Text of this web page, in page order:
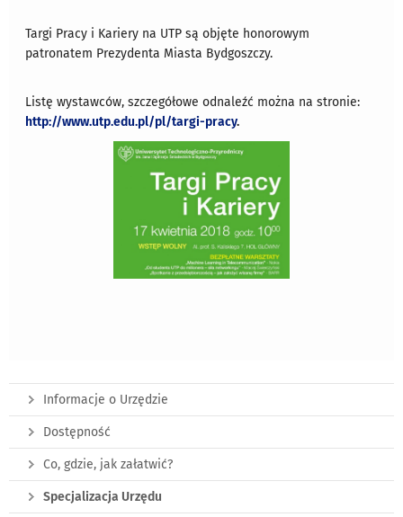
Targi Pracy i Kariery na UTP są objęte honorowym
patronatem Prezydenta Miasta Bydgoszczy.
Listę wystawców, szczegółowe odnaleźć można na stronie:
http://www.utp.edu.pl/pl/targi-pracy.
Informacje o Urzędzie
Dostępność
Co, gdzie, jak załatwić?
Specjalizacja Urzędu